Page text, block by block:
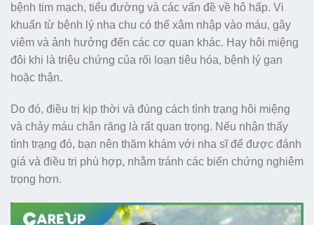
bệnh tim mạch, tiểu đường và các vấn đề về hô hấp. Vi
khuẩn từ bệnh lý nha chu có thể xâm nhập vào máu, gây
viêm và ảnh hưởng đến các cơ quan khác. Hay hôi miệng
đôi khi là triệu chứng của rối loạn tiêu hóa, bệnh lý gan
hoặc thận.
Do đó, điều trị kịp thời và đúng cách tình trạng hôi miệng
và chảy máu chân răng là rất quan trọng. Nếu nhận thấy
tình trạng đó, bạn nên thăm khám với nha sĩ để được đánh
giá và điều trị phù hợp, nhằm tránh các biến chứng nghiêm
trọng hơn.